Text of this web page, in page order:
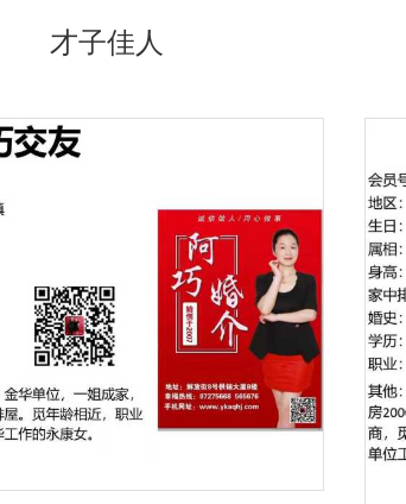
才子佳人